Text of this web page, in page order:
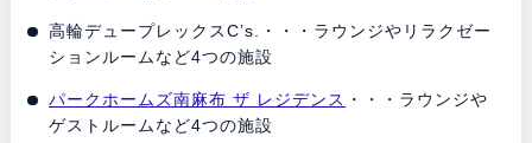
高輪デュープレックスC’s.・・・ラウンジやリラクゼー
ションルームなど4つの施設
パークホームズ南麻布 ザ レジデンス ・・・ラウンジや
ゲストルームなど4つの施設